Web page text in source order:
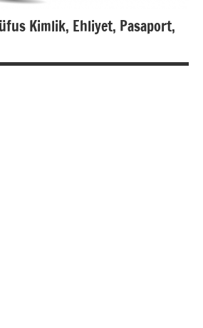
Kimlik, Ehliyet, Pasaport,